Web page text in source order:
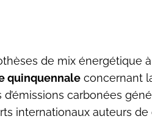
de mix énergétique
quinquennale concernant
carbonées
internationaux auteurs